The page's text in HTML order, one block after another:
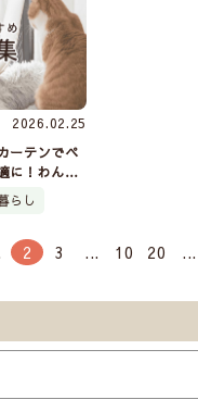
2026.02.25
ーテンでペ
に！わんち
さんにおす
らし
2 3 ... 10 20 ...